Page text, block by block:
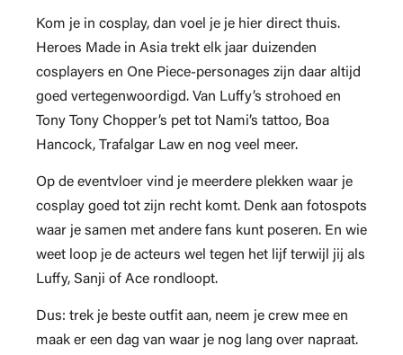
Kom je in cosplay, dan voel je je hier direct thuis.
Heroes Made in Asia trekt elk jaar duizenden
cosplayers en One Piece-personages zijn daar altijd
goed vertegenwoordigd. Van Luffy’s strohoed en
Tony Tony Chopper’s pet tot Nami’s tattoo, Boa
Hancock, Trafalgar Law en nog veel meer.
Op de eventvloer vind je meerdere plekken waar je
cosplay goed tot zijn recht komt. Denk aan fotospots
waar je samen met andere fans kunt poseren. En wie
weet loop je de acteurs wel tegen het lijf terwijl jij als
Luffy, Sanji of Ace rondloopt.
Dus: trek je beste outfit aan, neem je crew mee en
maak er een dag van waar je nog lang over napraat.